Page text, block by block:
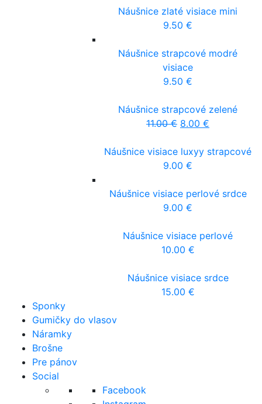
Náušnice zlaté visiace mini
9.50 €
Náušnice strapcové modré
visiace
9.50 €
Náušnice strapcové zelené
11.00€ 8.00 €
Náušnice visiace luxyy strapcové
9.00 €
Náušnice visiace perlové srdce
9.00 €
Náušnice visiace perlové
10.00 €
Náušnice visiace srdce
15.00 €
Sponky
Gumičky do vlasov
Náramky
Brošne
Pre pánov
Social
Facebook